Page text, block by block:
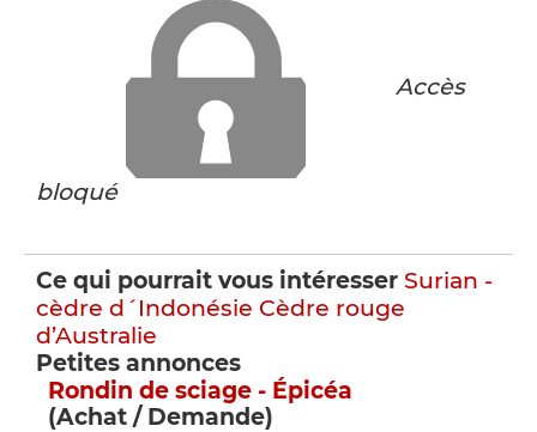
Accès
bloqué
Ce qui pourrait vous intéresser Surian -
cèdre d´Indonésie Cèdre rouge
d’Australie
Petites annonces
Rondin de sciage - Épicéa
(Achat / Demande)